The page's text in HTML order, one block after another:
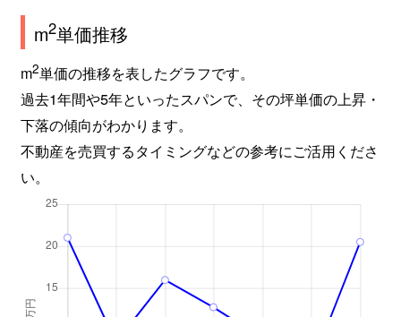
m2単価推移
m2単価の推移を表したグラフです。
過去1年間や5年といったスパンで、その坪単価の上昇・
下落の傾向がわかります。
不動産を売買するタイミングなどの参考にご活用くださ
い。